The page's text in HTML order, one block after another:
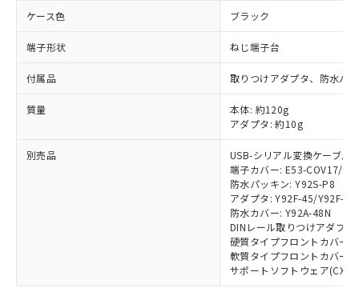
ケース色 ブラック
端子形状 ねじ端子台
付属品 取りつけアダプタ、防水パ
質量
本体: 約120g
アダプタ: 約10g
別売品
USB-シリアル変換ケーブル:
端子カバー: E53-COV17/
防水パッキン: Y92S-P8
アダプタ: Y92F-45/Y92F-49
防水カバー: Y92A-48N
DINレール取りつけアダプタ
硬質タイプフロントカバー:
軟質タイプフロントカバー:
サポートソフトウェア(CX-
オムロン制御機器販売店や当社販売拠
販売ネットワーク
」をご確認
在庫状況および標準価格結果を当社の
事前の承諾なく第三者に漏洩または開
示しないようお願いします。
マイパーツ機能（部品リスト作成サー
ビス）をご利用いただくには、I-Web
お客様が当ウェブサイト上で当社にご
登録された部品リストについて、当社
および当社の共同利用者が、当社の製
品・サービスに関するお客様との取
引・商談に必要な範囲で利用すること
※当社の共同利用者とは、"個人情報
フタル酸エステル類の４物質については閾値を超える意
図的な使用がないことを確認しています。
部品在庫の切り替え状況などにより、予定
※3 非含有証明書ダウンロード
下記の非含有証明書をダウンロードするこ
EU RoHS指令（10物質）の非含有証明書
51物質の非含有証明書（当社基準）
「ｅ」：有害物質（10物質）のすべてが基
準値以下であることを示します。
「10」：通常の使用状況下において有害物
質が外部に漏えいし、環境に深刻な影響を
及ぼさない年数を意味します。
「－」：未確認です。当社販売部門へお問
武器並びにこれらの製造装置等に一切
当社は、貴社製品を第三者に販売する
場合は、上記1、2および3の内容を当
該第三者に通知します。また当社は、
販売先および販売に係わる関係者が違
法に輸出するおそれがある場合は、取
り引きをいたしません。
キャンセル
在庫なし(最新の在庫状況につ
いては、お客様のお取引先、ま
たはお客様担当のオムロン制御
機器販売店・当社販売員にご確
受注生産機種、また在庫状況の
情報を公開していない機種